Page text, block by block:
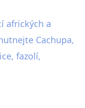
afrických a
Cachupa,
fazolí,